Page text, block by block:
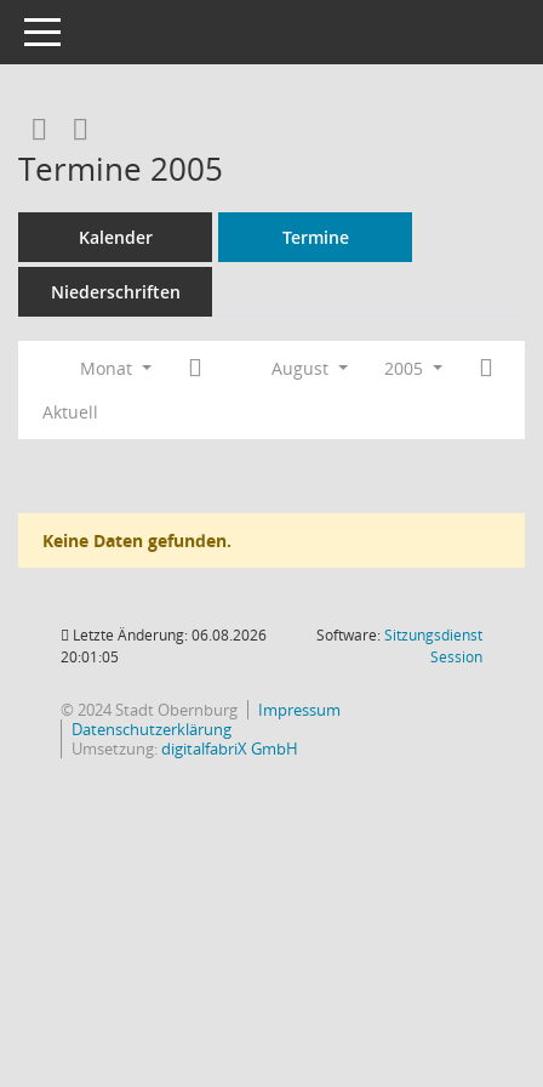
Toggle navigation
Rechercheauswahl
Termine 2005
Kalender Termine
Niederschriften
Monat August
2005
Aktuell
Keine Daten gefunden.
Letzte Änderung: 06.08.2026
20:01:05
Software:Sitzungsdienst
Session(Wird in
© 2024 Stadt Obernburg
Impressum
Datenschutzerklärung
Umsetzung:digitalfabriX GmbH